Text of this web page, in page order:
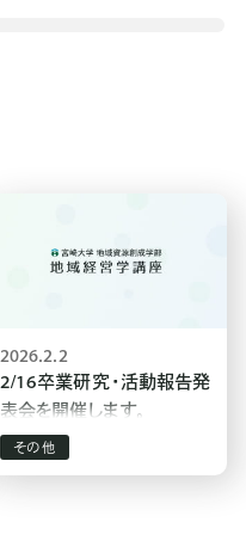
2026.2.2
2/16卒業研究・活動報告発
表会を開催します。
その他